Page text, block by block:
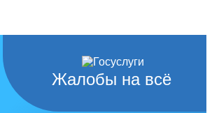
Жалобы на всё